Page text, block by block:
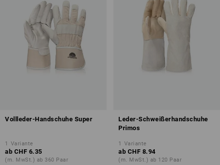
Vollleder-Handschuhe Super
1 Variante
ab CHF 6.35
(m. MwSt.) ab 360 Paar
Leder-Schweißerhandschuhe
Primos
1 Variante
ab CHF 8.94
(m. MwSt.) ab 120 Paar